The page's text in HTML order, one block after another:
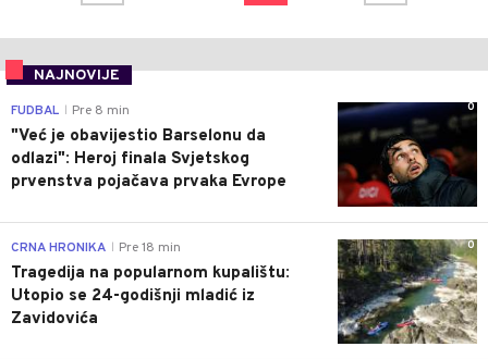
NAJNOVIJE
0
FUDBAL Pre 8 min
"Već je obavijestio Barselonu da
odlazi": Heroj finala Svjetskog
prvenstva pojačava prvaka Evrope
0
CRNA HRONIKA Pre 18 min
Tragedija na popularnom kupalištu:
Utopio se 24-godišnji mladić iz
Zavidovića